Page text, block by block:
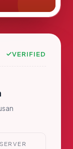
VERIFIED